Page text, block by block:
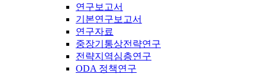
연구보고서
기본연구보고서
연구자료
중장기통상전략연구
전략지역심층연구
ODA 정책연구